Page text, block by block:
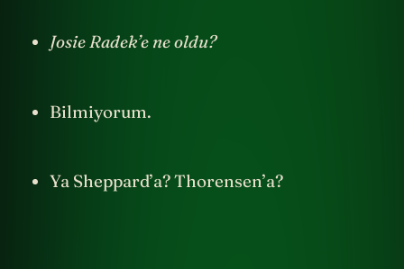
Josie Radek’e ne oldu?
Bilmiyorum.
Ya Sheppard’a? Thorensen’a?